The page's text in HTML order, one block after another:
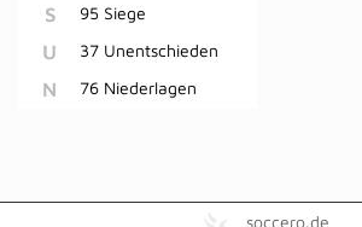
S 95 Siege
U 37 Unentschieden
N 76 Niederlagen
soccero.de